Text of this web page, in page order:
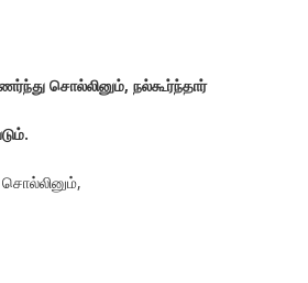
சொல்லினும், நல்கூர்ந்தார்